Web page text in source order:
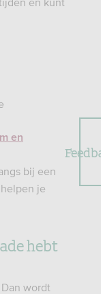
en
bij een
je
hebt
wordt